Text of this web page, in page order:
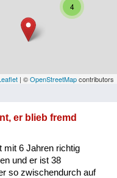
4
| ©OpenStreetMapcontributors
er blieb fremd
mit 6 Jahren richtig
und er ist 38
so zwischendurch auf